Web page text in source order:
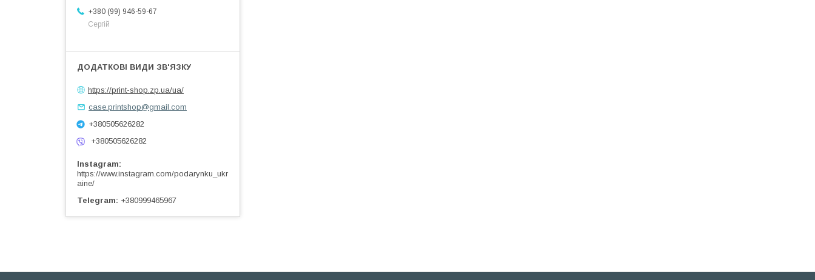
+380 (99) 946-59-67
Сергій
https://print-shop.zp.ua/ua/
case.printshop@gmail.com
+380505626282
+380505626282
Instagram
https://www.instagram.com/podarynku_ukr
aine/
Telegram
+380999465967